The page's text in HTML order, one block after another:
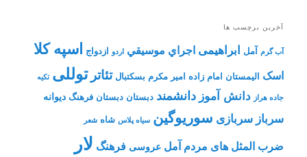
آخرین برچسب ها
آب گرم آمل ابراهیمی اجراي موسيقي اردو ازدواج اسپه کلا
اسک الیمستان امام زاده امیر مکرم بسکتبال تئاتر توللی تکیه
جاده هراز دانش آموز دانشمند دبستان دبستان فرهنگ دیوانه
سرباز سربازی سوریوگین سیاه پلاس شاه شعر
ضرب المثل های مردم آمل عروسی فرهنگ لار